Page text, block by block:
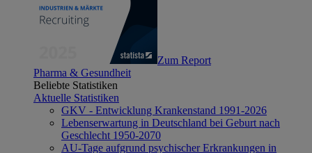
Zum Report
Pharma & Gesundheit
Beliebte Statistiken
Aktuelle Statistiken
GKV - Entwicklung Krankenstand 1991-2026
Lebenserwartung in Deutschland bei Geburt nach
Geschlecht 1950-2070
AU-Tage aufgrund psychischer Erkrankungen in